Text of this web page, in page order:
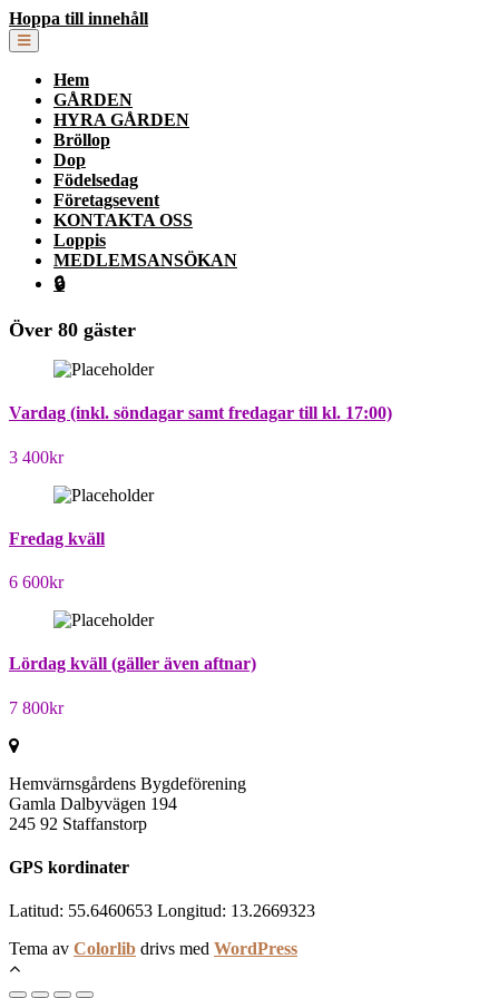
Hoppa till innehåll
Hem
GÅRDEN
HYRA GÅRDEN
Bröllop
Dop
Födelsedag
Företagsevent
KONTAKTA OSS
Loppis
MEDLEMSANSÖKAN
🔒
Över 80 gäster
Vardag (inkl. söndagar samt fredagar till kl. 17:00)
3 400kr
Fredag kväll
6 600kr
Lördag kväll (gäller även aftnar)
7 800kr
Hemvärnsgårdens Bygdeförening
Gamla Dalbyvägen 194
245 92 Staffanstorp
GPS kordinater
Latitud: 55.6460653 Longitud: 13.2669323
Tema av Colorlib drivs med WordPress